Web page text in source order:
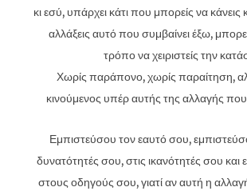
κι εσύ, υπάρχει κάτι που μπορείς να κάνεις
αλλάξεις αυτό που συμβαίνει έξω,
τρόπο να χειριστείς την
Χωρίς παράπονο, χωρίς παραίτηση,
κινούμενος υπέρ αυτής της αλλαγής
Εμπιστεύσου τον εαυτό σου,
δυνατότητές σου, στις ικανότητές σου
στους οδηγούς σου, γιατί αν αυτή η